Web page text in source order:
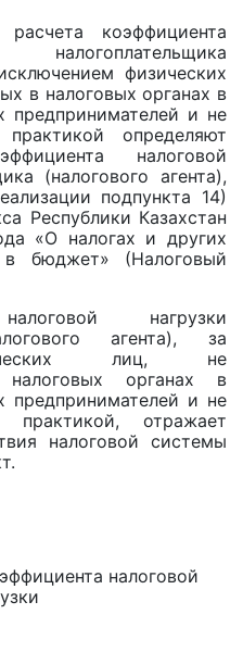
коэффициента
физических
в налоговых органах в
предпринимателей и не
определяют
налоговой
(налогового агента),
подпункта 14)
Республики Казахстан
«О налогах и других
в бюджет» (Налоговый
нагрузки
агента), за
лиц, не
налоговых органах в
предпринимателей и не
практикой, отражает
налоговой системы
налоговой